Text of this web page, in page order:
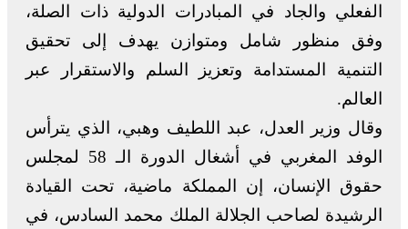
الفعلي والجاد في المبادرات الدولية ذات الصلة،
وفق منظور شامل ومتوازن يهدف إلى تحقيق
التنمية المستدامة وتعزيز السلم والاستقرار عبر
العالم.
وقال وزير العدل، عبد اللطيف وهبي، الذي يترأس
الوفد المغربي في أشغال الدورة الـ 58 لمجلس
حقوق الإنسان، إن المملكة ماضية، تحت القيادة
الرشيدة لصاحب الجلالة الملك محمد السادس، في